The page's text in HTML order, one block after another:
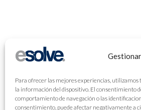
Para ofrecer las mejores experiencias, utilizamos
la información del dispositivo. El consentimiento
comportamiento de navegación o las
consentimiento, puede afectar negativamente a